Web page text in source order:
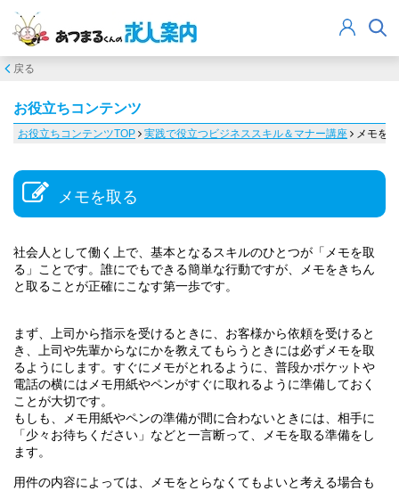
戻る
お役立ちコンテンツ
お役立ちコンテンツTOP 実践で役立つビジネススキル＆マナー講座 メモを
メモを取る
社会人として働く上で、基本となるスキルのひとつが「メモを取
る」ことです。誰にでもできる簡単な行動ですが、メモをきちん
と取ることが正確にこなす第一歩です。
まず、上司から指示を受けるときに、お客様から依頼を受けると
き、上司や先輩からなにかを教えてもらうときには必ずメモを取
るようにします。すぐにメモがとれるように、普段かポケットや
電話の横にはメモ用紙やペンがすぐに取れるように準備しておく
ことが大切です。
もしも、メモ用紙やペンの準備が間に合わないときには、相手に
「少々お待ちください」などと一言断って、メモを取る準備をし
ます。
用件の内容によっては、メモをとらなくてもよいと考える場合も